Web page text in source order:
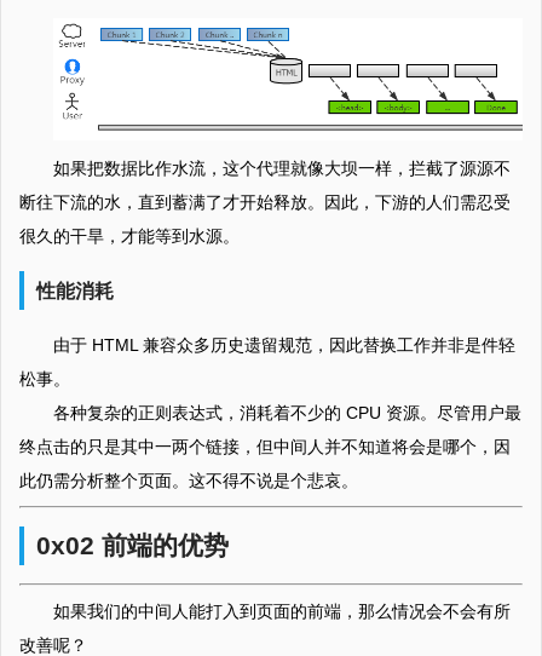
如果把数据比作水流，这个代理就像大坝一样，拦截了源源不
断往下流的水，直到蓄满了才开始释放。因此，下游的人们需忍受
很久的干旱，才能等到水源。
性能消耗
由于 HTML 兼容众多历史遗留规范，因此替换工作并非是件轻
松事。
各种复杂的正则表达式，消耗着不少的 CPU 资源。尽管用户最
终点击的只是其中一两个链接，但中间人并不知道将会是哪个，因
此仍需分析整个页面。这不得不说是个悲哀。
0x02 前端的优势
如果我们的中间人能打入到页面的前端，那么情况会不会有所
改善呢？